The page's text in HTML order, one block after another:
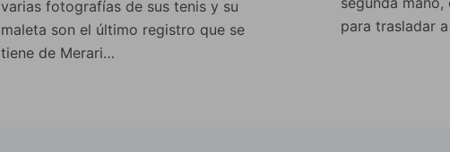
varias fotografías de sus tenis y su
maleta son el último registro que se
tiene de Merari…
para trasladar